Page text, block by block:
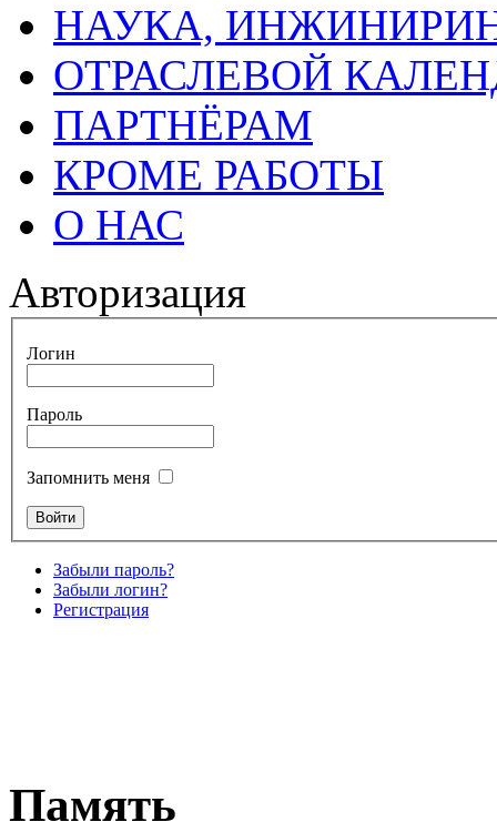
НАУКА,
ОТРАСЛЕВОЙ
ПАРТНЁРАМ
КРОМЕ РАБОТЫ
О НАС
Авторизация
Логин
Пароль
Запомнить меня
Забыли пароль?
Забыли логин?
Регистрация
Память